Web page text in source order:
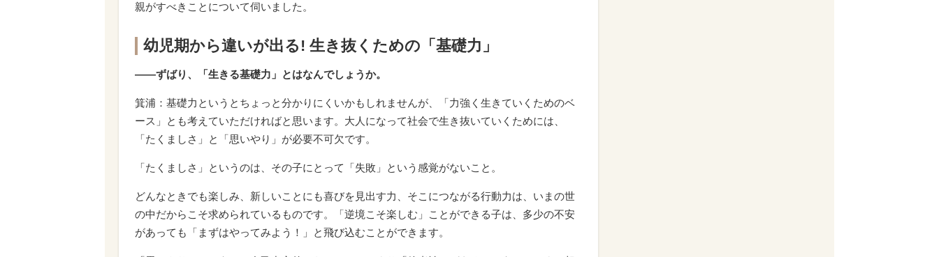
親がすべきことについて伺いました。
幼児期から違いが出る! 生き抜くための「基礎力」
――ずばり、「生きる基礎力」とはなんでしょうか。
箕浦：基礎力というとちょっと分かりにくいかもしれませんが、「力強く生きていくためのベ
ース」とも考えていただければと思います。大人になって社会で生き抜いていくためには、
「たくましさ」と「思いやり」が必要不可欠です。
「たくましさ」というのは、その子にとって「失敗」という感覚がないこと。
どんなときでも楽しみ、新しいことにも喜びを見出す力、そこにつながる行動力は、いまの世
の中だからこそ求められているものです。「逆境こそ楽しむ」ことができる子は、多少の不安
があっても「まずはやってみよう！」と飛び込むことができます。